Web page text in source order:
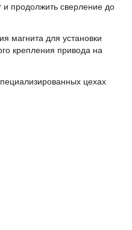
продолжить сверление до
магнита для установки
крепления привода на
цехах